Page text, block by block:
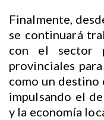
Finalmente,
se continuará
con el sector
provinciales
como un
impulsando el
y la economía